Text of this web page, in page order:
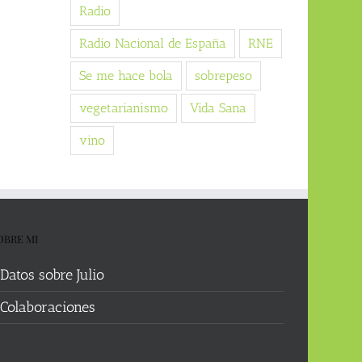
Radio
Radio Nacional de España RNE
Se me hace bola sobrepeso
vegetarianismo Vida Sana
vino
MI
Datos sobre Julio
Colaboraciones